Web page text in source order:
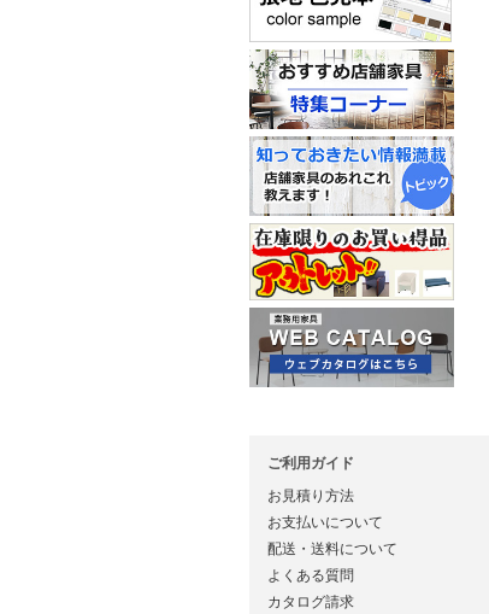
ご利用ガイド
お見積り方法
お支払いについて
配送・送料について
よくある質問
カタログ請求